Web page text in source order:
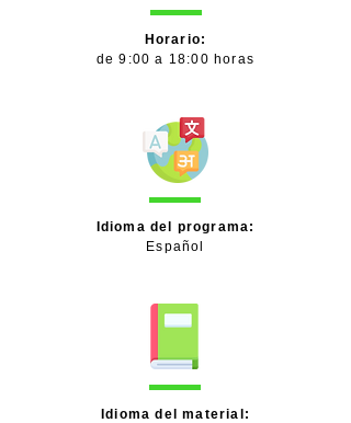
Horario:
de 9:00 a 18:00 horas
Idioma del programa:
Español
Idioma del material: